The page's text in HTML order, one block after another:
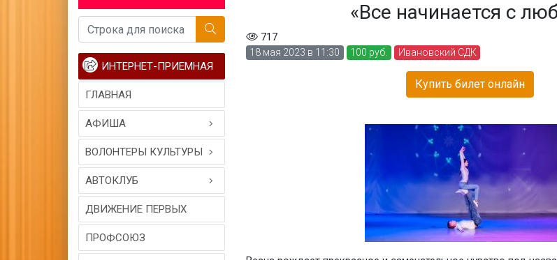
ИНТЕРНЕТ-ПРИЕМНАЯ
ГЛАВНАЯ
АФИША
ВОЛОНТЕРЫ КУЛЬТУРЫ
АВТОКЛУБ
ДВИЖЕНИЕ ПЕРВЫХ
ПРОФСОЮЗ
«Все начинается с
717
18 мая 2023 в 11:30 100 руб. Ивановский СДК
Купить билет онлайн